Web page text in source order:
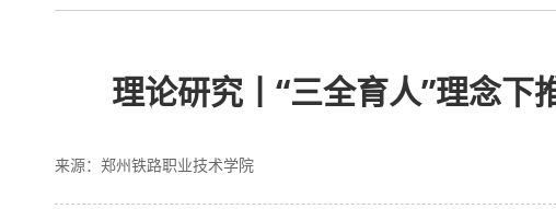
理论研究丨“三全育人”理念
来源：郑州铁路职业技术学院